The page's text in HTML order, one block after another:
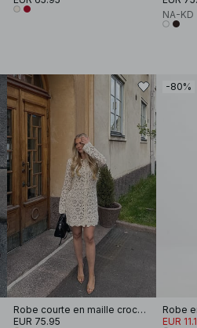
NA-KD
Robe courte en maille crochée
EUR 75.95
-80%
Robe
EUR